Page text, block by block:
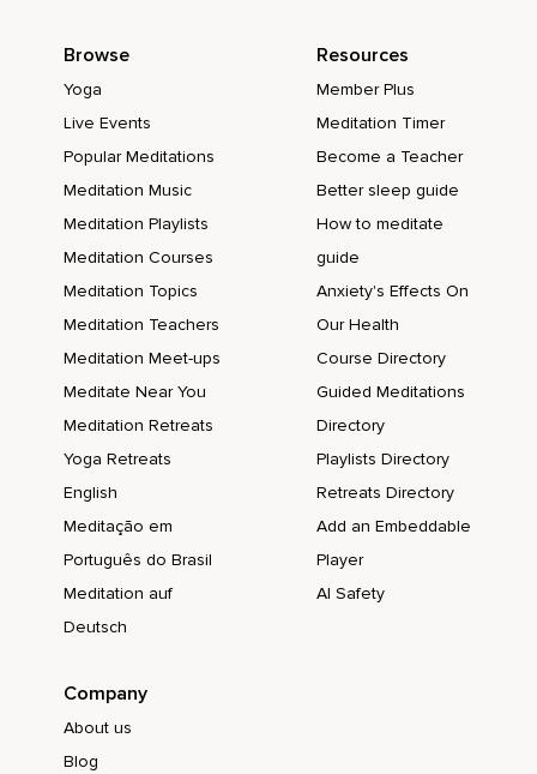
Browse
Yoga
Live Events
Popular Meditations
Meditation Music
Meditation Playlists
Meditation Courses
Meditation Topics
Meditation Teachers
Meditation Meet-ups
Meditate Near You
Meditation Retreats
Yoga Retreats
English
Meditação em
Português do Brasil
Meditation auf
Deutsch
Resources
Member Plus
Meditation Timer
Become a Teacher
Better sleep guide
How to meditate
guide
Anxiety's Effects On
Our Health
Course Directory
Guided Meditations
Directory
Playlists Directory
Retreats Directory
Add an Embeddable
Player
AI Safety
Company
About us
Blog